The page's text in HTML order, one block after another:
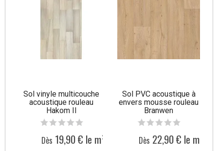
Sol vinyle multicouche
acoustique rouleau
Hakom II
Dès 19,90 € le m²
Sol PVC acoustique à
envers mousse rouleau
Branwen
Dès 22,90 € le m²